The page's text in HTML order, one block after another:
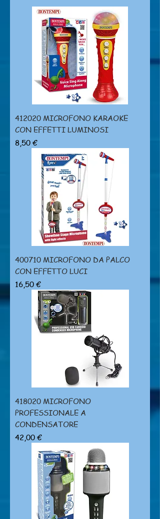
412020 MICROFONO KARAOKE
CON EFFETTI LUMINOSI
Prezzo
8,50 €
400710 MICROFONO DA PALCO
CON EFFETTO LUCI
Prezzo
16,50 €
418020 MICROFONO
PROFESSIONALE A
CONDENSATORE
Prezzo
42,00 €